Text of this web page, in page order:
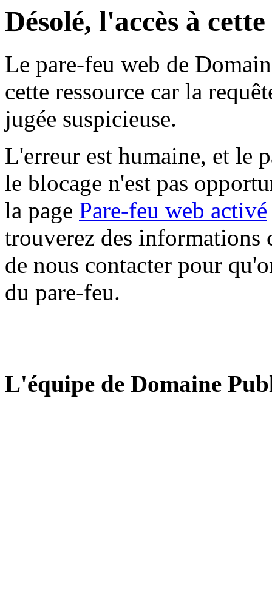
Désolé, l'accès à
Le pare-feu web de
cette ressource car la
jugée suspicieuse.
L'erreur est humaine, et le
le blocage n'est pas
la page Pare-feu web activé
trouverez des informations
de nous contacter pour
du pare-feu.
L'équipe de Domaine